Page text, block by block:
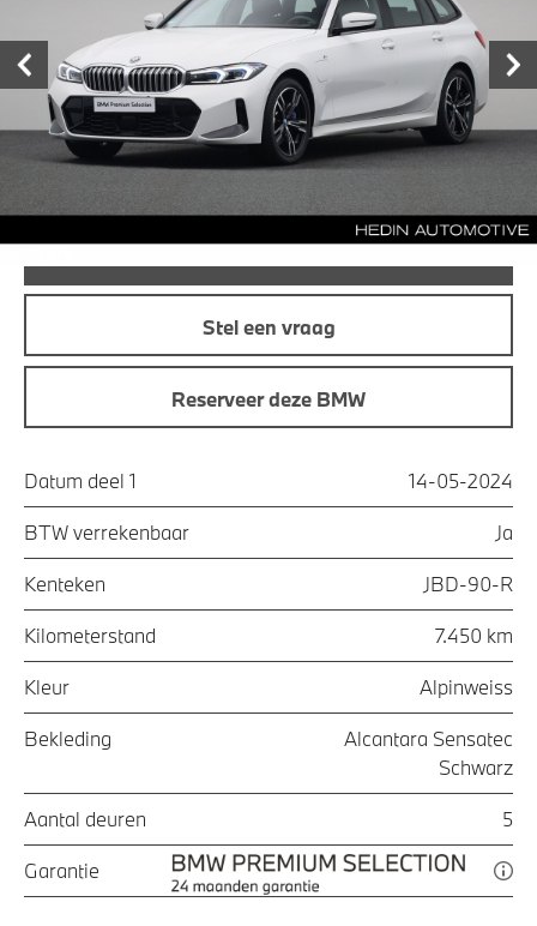
Prijs € 45.880,-
Maandprijs € 492,21
Stel een vraag
Reserveer deze BMW
Datum deel 1 14-05-2024
BTW verrekenbaar Ja
Kenteken JBD-90-R
Kilometerstand 7.450 km
Kleur Alpinweiss
Bekleding
Alcantara Sensatec
Schwarz
Aantal deuren 5
Garantie